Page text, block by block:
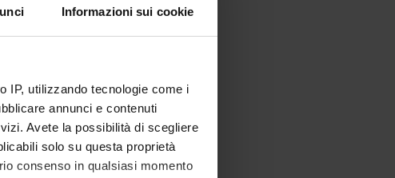
Informazioni sui cookie
IP, utilizzando tecnologie come i
annunci e contenuti
Avete la possibilità di scegliere
solo su questa proprietà
consenso in qualsiasi momento